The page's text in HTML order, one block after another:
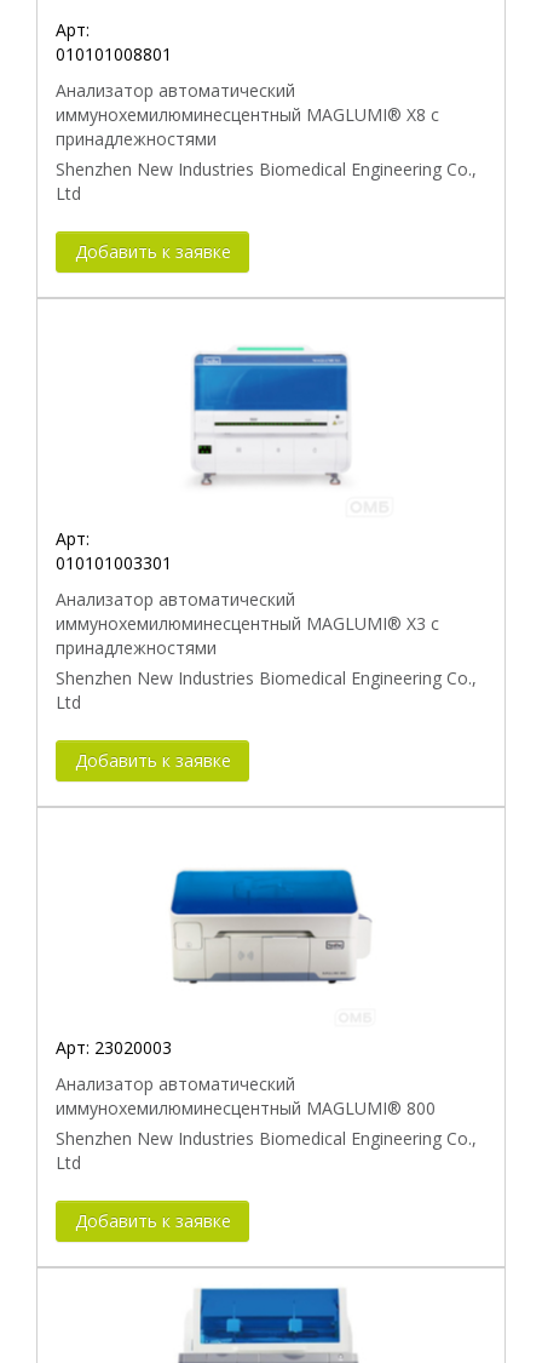
Арт:
010101008801
Анализатор автоматический
иммунохемилюминесцентный MAGLUMI® X8 с
принадлежностями
Shenzhen New Industries Biomedical Engineering Co.,
Ltd
Добавить к заявке
Арт:
010101003301
Анализатор автоматический
иммунохемилюминесцентный MAGLUMI® X3 с
принадлежностями
Shenzhen New Industries Biomedical Engineering Co.,
Ltd
Добавить к заявке
Арт: 23020003
Анализатор автоматический
иммунохемилюминесцентный MAGLUMI® 800
Shenzhen New Industries Biomedical Engineering Co.,
Ltd
Добавить к заявке